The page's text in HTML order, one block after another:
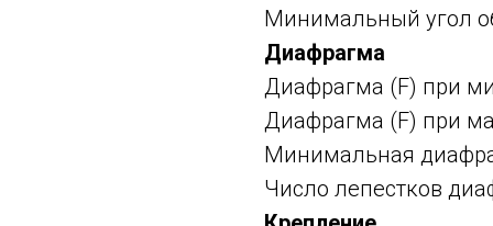
Минимальный угол
Диафрагма
Диафрагма (F) при
Диафрагма (F) при
Минимальная
Число лепестков